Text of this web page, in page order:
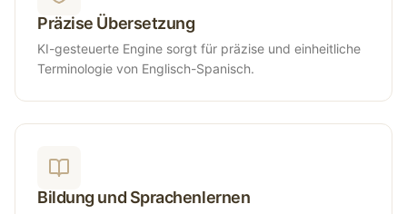
Präzise Übersetzung
KI-gesteuerte Engine sorgt für präzise und einheitliche
Terminologie von Englisch-Spanisch.
Bildung und Sprachenlernen